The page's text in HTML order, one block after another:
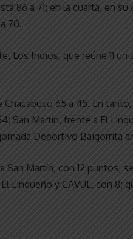
86 a 71; en la cuarta, en su
70.
Los Indios, que reúne 11
65 a 45. En
San Martín, frente a El
Deportivo Baigorrita
Martín, con 12 puntos;
Linqueño y CAVUL, con 8;